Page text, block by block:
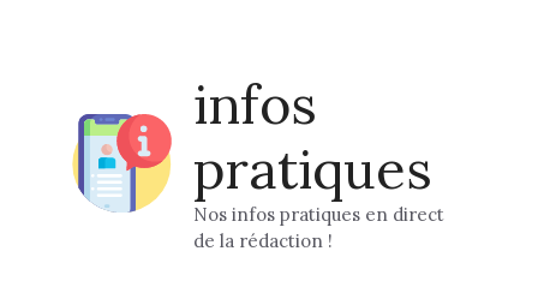
infos
pratiques
Nos infos pratiques en direct
de la rédaction !